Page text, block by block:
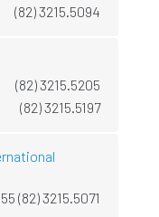
(82) 3215.5094
(82) 3215.5205
(82) 3215.5197
(82) 3215.5071